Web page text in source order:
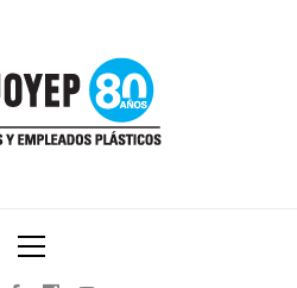
EMPLEADOS PLÁSTICOS
Menu